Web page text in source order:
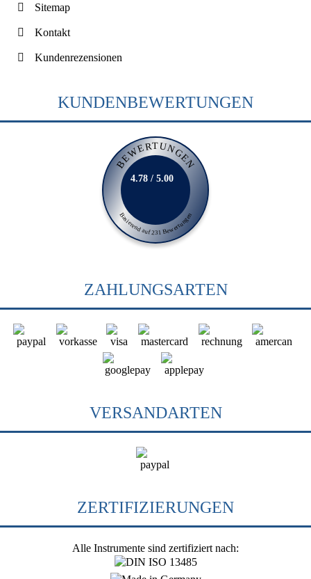
Sitemap
Kontakt
Kundenrezensionen
KUNDENBEWERTUNGEN
BEWERTUNGEN
Basierend auf 231 Bewertungen
4.78 / 5.00
ZAHLUNGSARTEN
VERSANDARTEN
ZERTIFIZIERUNGEN
Alle Instrumente sind zertifiziert nach: